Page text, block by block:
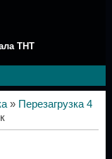
ТНТ
» Перезагрузка 4